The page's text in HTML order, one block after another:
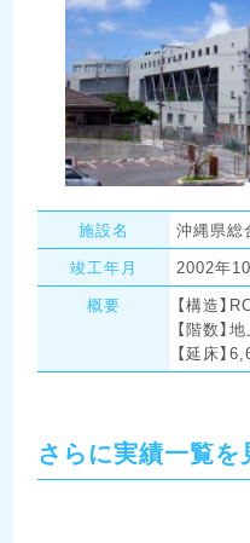
施設名
沖縄県総
竣工年月
2002年
概要
【構造】
【階数】
【延床】
さらに実績一覧を